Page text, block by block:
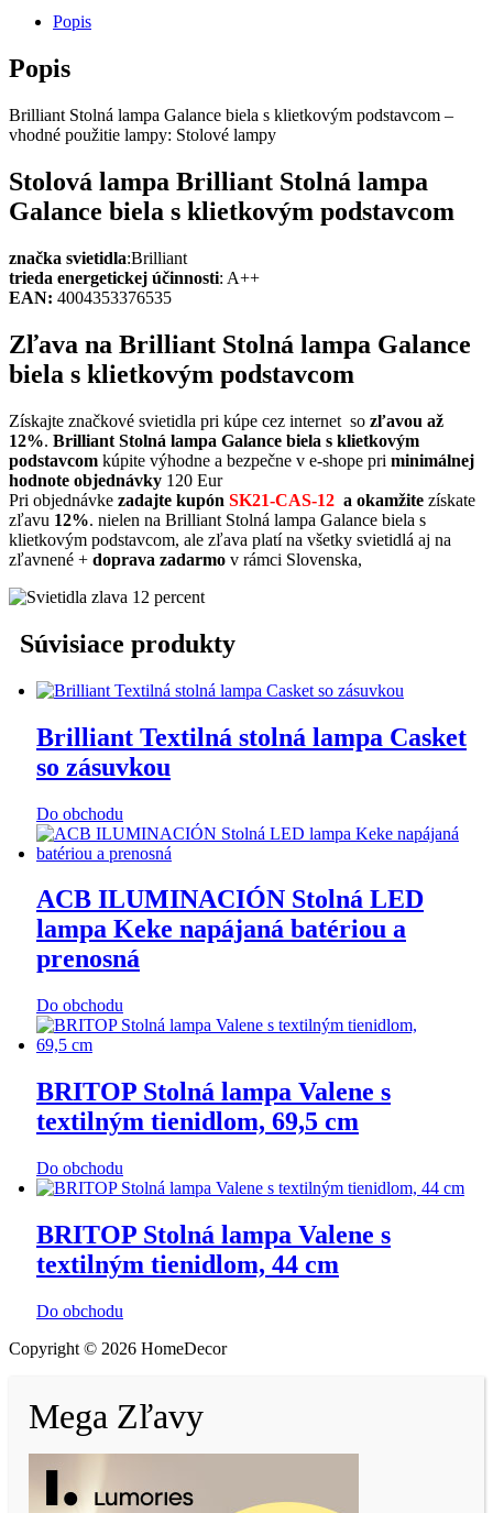
Popis
Popis
Brilliant Stolná lampa Galance biela s klietkovým podstavcom –
vhodné použitie lampy: Stolové lampy
Stolová lampa Brilliant Stolná lampa
Galance biela s klietkovým podstavcom
značka svietidla:Brilliant
trieda energetickej účinnosti: A++
EAN: 4004353376535
Zľava na Brilliant Stolná lampa Galance
biela s klietkovým podstavcom
Získajte značkové svietidla pri kúpe cez internet so zľavou až
12%. Brilliant Stolná lampa Galance biela s klietkovým
podstavcom kúpite výhodne a bezpečne v e-shope pri minimálnej
hodnote objednávky 120 Eur
Pri objednávke zadajte kupón SK21-CAS-12 a okamžite získate
zľavu 12%. nielen na Brilliant Stolná lampa Galance biela s
klietkovým podstavcom, ale zľava platí na všetky svietidlá aj na
zľavnené + doprava zadarmo v rámci Slovenska,
Súvisiace produkty
Brilliant Textilná stolná lampa Casket
so zásuvkou
Do obchodu
ACB ILUMINACIÓN Stolná LED
lampa Keke napájaná batériou a
prenosná
Do obchodu
BRITOP Stolná lampa Valene s
textilným tienidlom, 69,5 cm
Do obchodu
BRITOP Stolná lampa Valene s
textilným tienidlom, 44 cm
Do obchodu
Copyright © 2026 HomeDecor
Mega Zľavy